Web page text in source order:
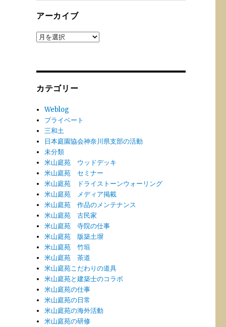
アーカイブ
ア
カテゴリー
Weblog
プライベート
三和土
日本庭園協会神奈川県支部の活動
未分類
米山庭苑 ウッドデッキ
米山庭苑 セミナー
米山庭苑 ドライストーンウォーリング
米山庭苑 メディア掲載
米山庭苑 作品のメンテナンス
米山庭苑 古民家
米山庭苑 寺院の仕事
米山庭苑 版築土塀
米山庭苑 竹垣
米山庭苑 茶道
米山庭苑こだわりの道具
米山庭苑と建築士のコラボ
米山庭苑の仕事
米山庭苑の日常
米山庭苑の海外活動
米山庭苑の研修